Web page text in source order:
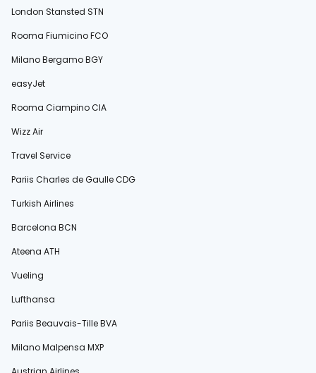
London Stansted STN
Rooma Fiumicino FCO
Milano Bergamo BGY
easyJet
Rooma Ciampino CIA
Wizz Air
Travel Service
Pariis Charles de Gaulle CDG
Turkish Airlines
Barcelona BCN
Ateena ATH
Vueling
Lufthansa
Pariis Beauvais-Tille BVA
Milano Malpensa MXP